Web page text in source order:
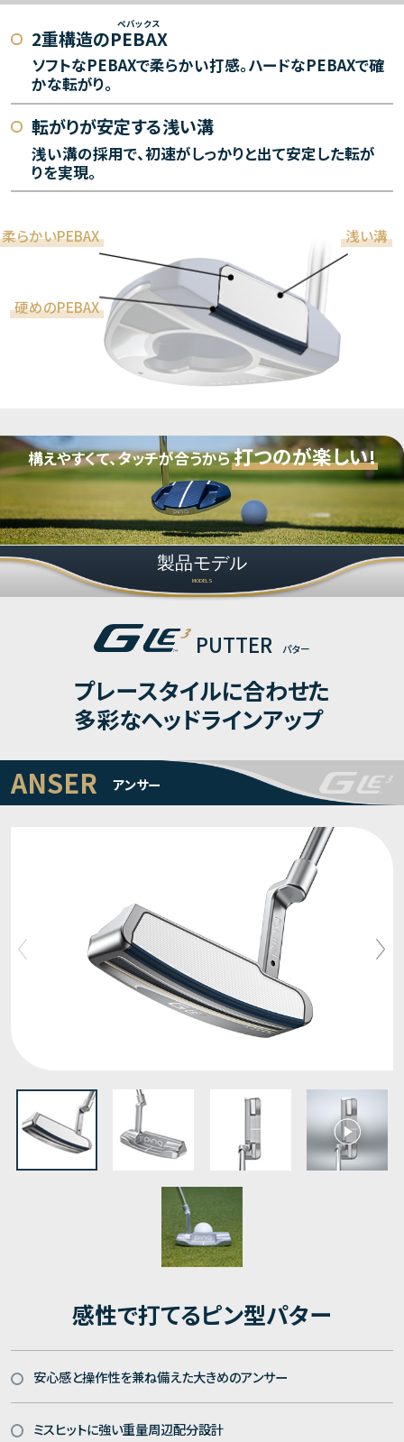
2重構造のPEBAX
ソフトなPEBAXで柔らかい打感。ハードなPEBAXで確
かな転がり。
転がりが安定する浅い溝
浅い溝の採用で、初速がしっかりと出て安定した転が
りを実現。
柔らかいPEBAX
硬めのPEBAX
浅い溝
構えやすくて、タッチが合うから打つのが楽しい!
製品モデル
MODELS
PUTTER パター
プレースタイルに合わせた
多彩なヘッドラインアップ
ANSER アンサー
感性で打てるピン型パター
安心感と操作性を兼ね備えた大きめのアンサー
ミスヒットに強い重量周辺配分設計